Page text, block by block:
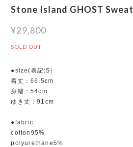
Stone Island GHOST Sweat
¥29,800
SOLD OUT
●size(表記:S）
着丈：66.5cm
身幅：54cm
ゆき丈：91cm
●fabric
cotton95%
polyurethane5%